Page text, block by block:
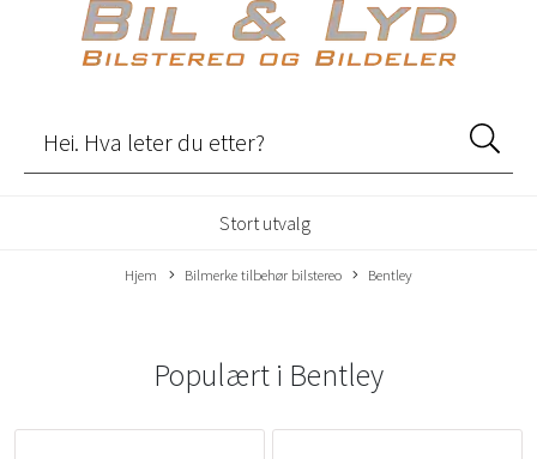
Stort utvalg
Hjem Bilmerke tilbehør bilstereo Bentley
Populært i Bentley